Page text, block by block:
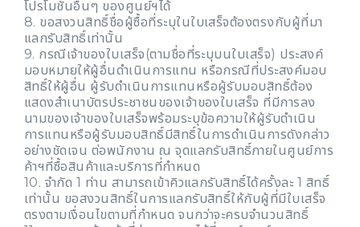
โปรโมชั่นอื่นๆ ของศูนย์ฯได้
8. ขอสงวนสิทธิ์ชื่อผู้ซื้อที่ระบุในใบเสร็จต้องตรงกับผู้ที่มา
แลกรับสิทธิ์เท่านั้น
9. กรณีเจ้าของใบเสร็จ(ตามชื่อที่ระบุบนใบเสร็จ) ประสงค์
มอบหมายให้ผู้อื่นดำเนินการแทน หรือกรณีที่ประสงค์มอบ
สิทธิ์ให้ผู้อื่น ผู้รับดำเนินการแทนหรือผู้รับมอบสิทธิ์ต้อง
แสดงสำเนาบัตรประชาชนของเจ้าของใบเสร็จ ที่มีการลง
นามของเจ้าของใบเสร็จพร้อมระบุข้อความให้ผู้รับดำเนิน
การแทนหรือผู้รับมอบสิทธิ์มีสิทธิ์ในการดำเนินการดังกล่าว
อย่างชัดเจน ต่อพนักงาน ณ จุดแลกรับสิทธิ์ภายในศูนย์การ
ค้าฯที่ซื้อสินค้าและบริการที่กำหนด
10. จำกัด 1 ท่าน สามารถเข้าคิวแลกรับสิทธิ์ได้ครั้งละ 1 สิทธิ์
เท่านั้น ขอสงวนสิทธิ์ในการแลกรับสิทธิ์ให้กับผู้ที่มีใบเสร็จ
ตรงตามเงื่อนไขตามที่กำหนด จนกว่าจะครบจำนวนสิทธิ์